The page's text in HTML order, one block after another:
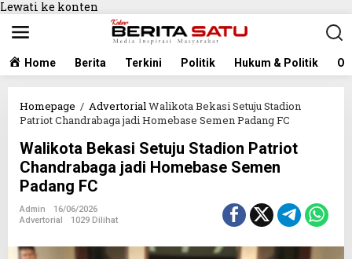
Lewati ke konten
Home Berita Terkini Politik Hukum & Politik
Homepage / AdvertorialWalikota Bekasi Setuju Stadion
Patriot Chandrabaga jadi Homebase Semen Padang FC
Walikota Bekasi Setuju Stadion Patriot
Chandrabaga jadi Homebase Semen
Padang FC
Admin
16/06/2026
Advertorial
1029 Dilihat